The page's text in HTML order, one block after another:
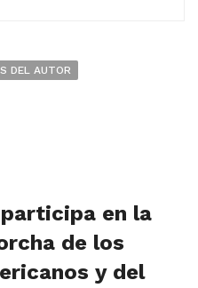
DEL AUTOR
en la
de los
y del